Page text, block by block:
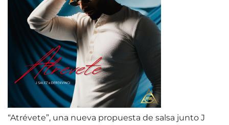
“Atrévete”, una nueva propuesta de salsa junto J